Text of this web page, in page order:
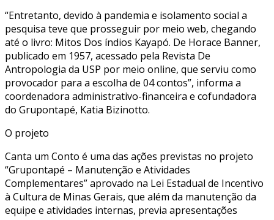
“Entretanto, devido à pandemia e isolamento social a
pesquisa teve que prosseguir por meio web, chegando
até o livro: Mitos Dos índios Kayapó. De Horace Banner,
publicado em 1957, acessado pela Revista De
Antropologia da USP por meio online, que serviu como
provocador para a escolha de 04 contos”, informa a
coordenadora administrativo-financeira e cofundadora
do Grupontapé, Katia Bizinotto.
O projeto
Canta um Conto é uma das ações previstas no projeto
“Grupontapé – Manutenção e Atividades
Complementares” aprovado na Lei Estadual de Incentivo
à Cultura de Minas Gerais, que além da manutenção da
equipe e atividades internas, previa apresentações